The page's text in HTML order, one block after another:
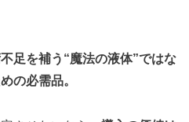
足を補う“魔法の液体”ではな
の必需品。